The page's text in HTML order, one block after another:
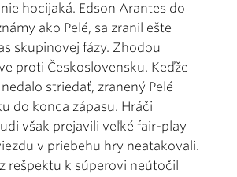
hocijaká. Edson Arantes do
ako Pelé, sa zranil ešte
skupinovej fázy. Zhodou
proti Československu. Keďže
striedať, zranený Pelé
do konca zápasu. Hráči
však prejavili veľké fair-play
v priebehu hry neatakovali.
rešpektu k súperovi neútočil